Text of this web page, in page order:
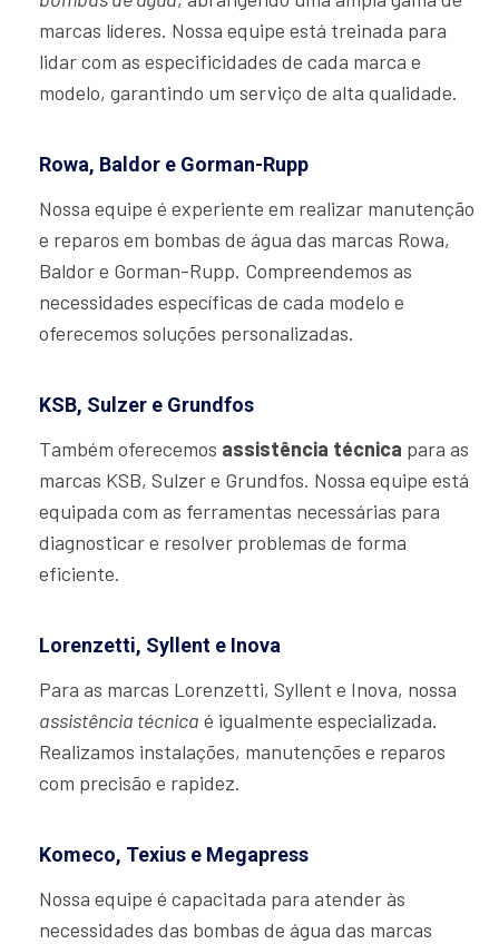
marcas líderes. Nossa equipe está treinada para
lidar com as especificidades de cada marca e
modelo, garantindo um serviço de alta qualidade.
Rowa, Baldor e Gorman-Rupp
Nossa equipe é experiente em realizar manutenção
e reparos em bombas de água das marcas Rowa,
Baldor e Gorman-Rupp. Compreendemos as
necessidades específicas de cada modelo e
oferecemos soluções personalizadas.
KSB, Sulzer e Grundfos
Também oferecemos assistência técnica para as
marcas KSB, Sulzer e Grundfos. Nossa equipe está
equipada com as ferramentas necessárias para
diagnosticar e resolver problemas de forma
eficiente.
Lorenzetti, Syllent e Inova
Para as marcas Lorenzetti, Syllent e Inova, nossa
assistência técnica é igualmente especializada.
Realizamos instalações, manutenções e reparos
com precisão e rapidez.
Komeco, Texius e Megapress
Nossa equipe é capacitada para atender às
necessidades das bombas de água das marcas